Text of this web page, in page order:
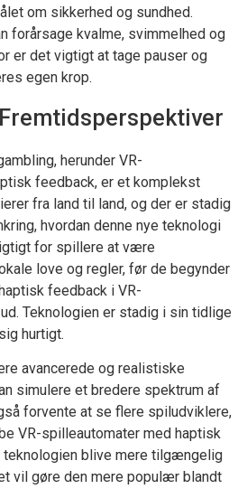
om sikkerhed og sundhed.
forårsage kvalme, svimmelhed og
er det vigtigt at tage pauser og
egen krop.
herunder VR-
feedback, er et komplekst
fra land til land, og der er stadig
hvordan denne nye teknologi
for spillere at være
love og regler, før de begynder
feedback i VR-
Teknologien er stadig i sin tidlige
hurtigt.
avancerede og realistiske
simulere et bredere spektrum af
forvente at se flere spiludviklere,
VR-spilleautomater med haptisk
blive mere tilgængelig
vil gøre den mere populær blandt